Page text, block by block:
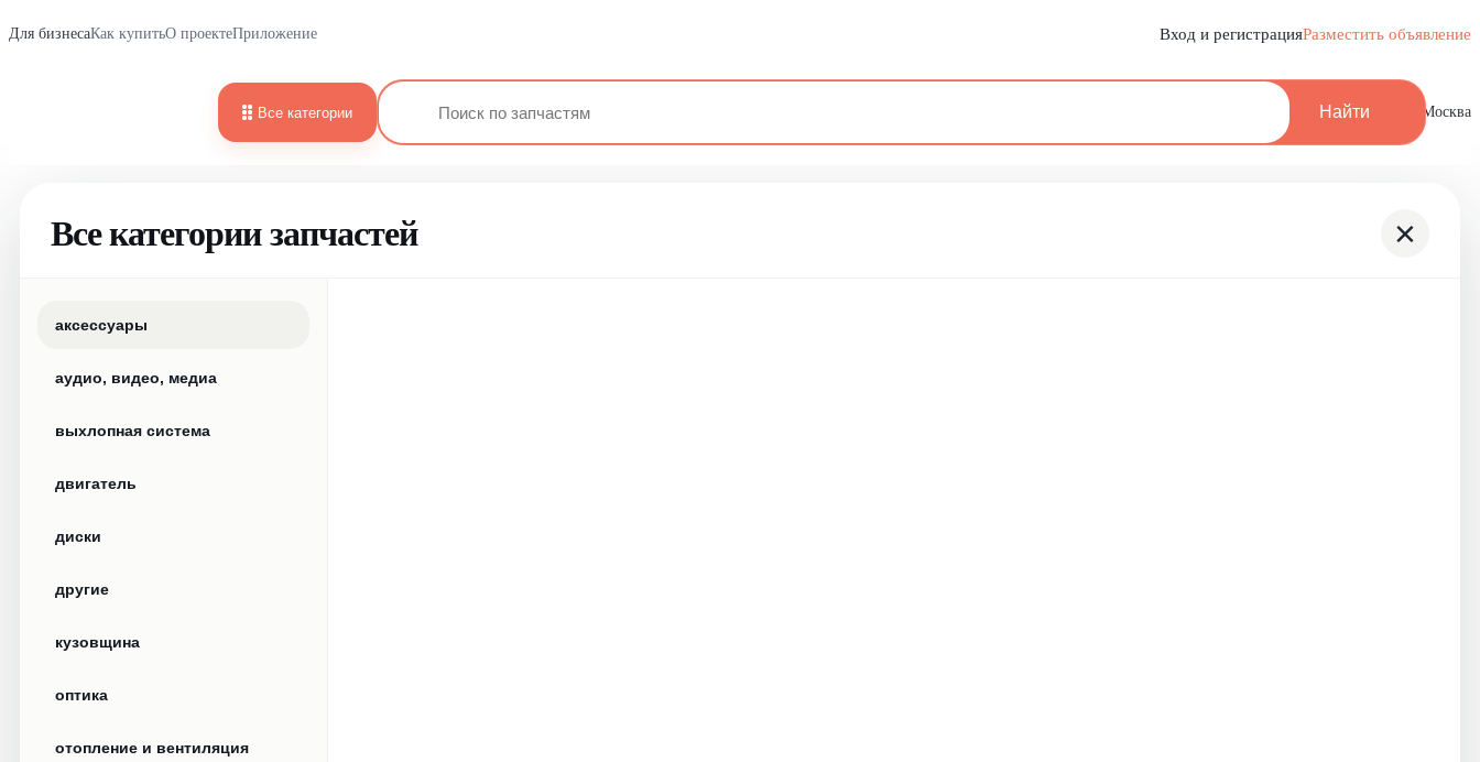
Для бизнесаКак купитьО проектеПриложение Вход и регистрацияРазместить объявление
Все категории Найти Москва
Все категории запчастей ×
аксессуары
аудио, видео, медиа
выхлопная система
двигатель
диски
другие
кузовщина
оптика
отопление и вентиляция